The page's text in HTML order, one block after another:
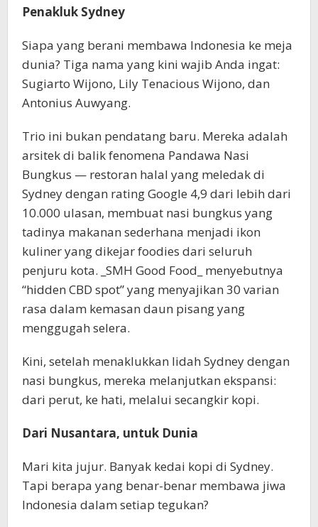
Penakluk Sydney
Siapa yang berani membawa Indonesia ke meja
dunia? Tiga nama yang kini wajib Anda ingat:
Sugiarto Wijono, Lily Tenacious Wijono, dan
Antonius Auwyang.
Trio ini bukan pendatang baru. Mereka adalah
arsitek di balik fenomena Pandawa Nasi
Bungkus — restoran halal yang meledak di
Sydney dengan rating Google 4,9 dari lebih dari
10.000 ulasan, membuat nasi bungkus yang
tadinya makanan sederhana menjadi ikon
kuliner yang dikejar foodies dari seluruh
penjuru kota. _SMH Good Food_ menyebutnya
“hidden CBD spot” yang menyajikan 30 varian
rasa dalam kemasan daun pisang yang
menggugah selera.
Kini, setelah menaklukkan lidah Sydney dengan
nasi bungkus, mereka melanjutkan ekspansi:
dari perut, ke hati, melalui secangkir kopi.
Dari Nusantara, untuk Dunia
Mari kita jujur. Banyak kedai kopi di Sydney.
Tapi berapa yang benar-benar membawa jiwa
Indonesia dalam setiap tegukan?